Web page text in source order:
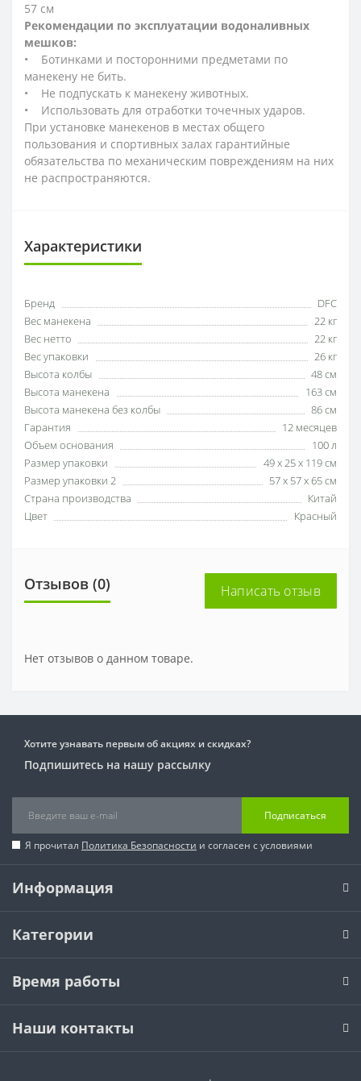
57 см
Рекомендации по эксплуатации водоналивных
мешков:
• Ботинками и посторонними предметами по
манекену не бить.
• Не подпускать к манекену животных.
• Использовать для отработки точечных ударов.
При установке манекенов в местах общего
пользования и спортивных залах гарантийные
обязательства по механическим повреждениям на них
не распространяются.
Характеристики
Бренд
DFC
Вес манекена
22 кг
Вес нетто
22 кг
Вес упаковки
26 кг
Высота колбы
48 см
Высота манекена
163 см
Высота манекена без колбы
86 см
Гарантия
12 месяцев
Объем основания
100 л
Размер упаковки
49 х 25 х 119 см
Размер упаковки 2
57 х 57 х 65 см
Страна производства
Китай
Цвет
Красный
Отзывов (0) Написать отзыв
Нет отзывов о данном товаре.
Хотите узнавать первым об акциях и скидках?
Подпишитесь на нашу рассылку
Подписаться
Я прочитал Политика Безопасности и согласен с условиями
Информация
Категории
Время работы
Наши контакты